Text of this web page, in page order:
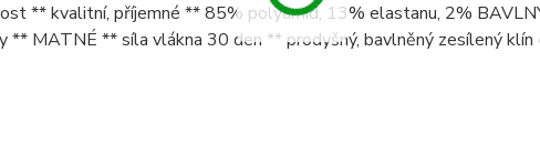
** kvalitní, příjemné ** 85% polyamid, 13% elastanu, 2%
** MATNÉ ** síla vlákna 30 den ** prodyšný, bavlněný zesílený